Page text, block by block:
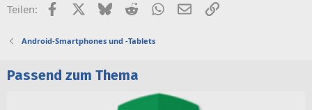
Teilen: FacebookX (Twitter)
BlueskyRedditWhatsApp
E-MailLink
Android-Smartphones und -Tablets
Passend zum Thema